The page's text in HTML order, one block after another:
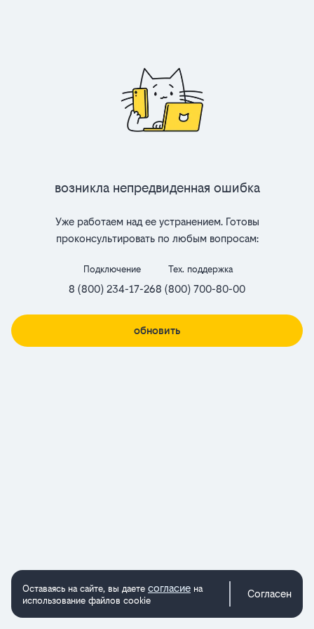
Возникла непредвиденная ошибка
Уже работаем над ее устранением. Готовы
проконсультировать по любым вопросам:
Подключение
8 (800) 234-17-26
Тех. поддержка
8 (800) 700-80-00
обновить
Оставаясь на сайте, вы даете согласие на
использование файлов cookie
Согласен